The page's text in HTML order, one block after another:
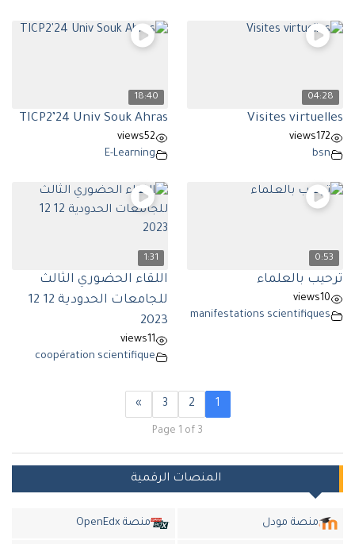
04:28
Visites virtuelles
172
views
bsn
18:40
TICP2’24 Univ Souk Ahras
52
views
E-Learning
0:53
ترحيب بالعلماء
10
views
manifestations scientifiques
1:31
اللقاء الحضوري الثالث
للجامعات الحدودية 12 12
2023
11
views
coopération scientifique
1
2
3
»
Page 1 of 3
المنصات الرقمية
منصة مودل منصة OpenEdx